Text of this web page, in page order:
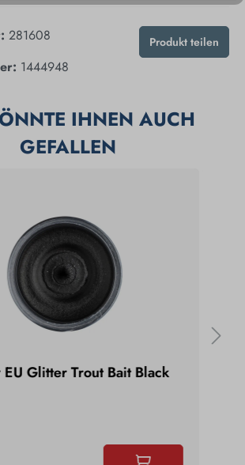
Produkt teilen
281608
1444948
IHNEN AUCH
GEFALLEN
Glitter Trout Bait Black